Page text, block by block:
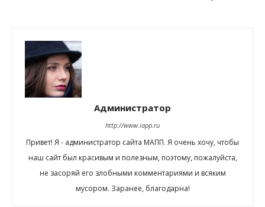
Администратор
http://www.iapp.ru
Привет! Я - администратор сайта МАПП. Я очень хочу, чтобы
наш сайт был красивым и полезным, поэтому, пожалуйста,
не засоряй его злобными комментариями и всяким
мусором. Заранее, благодарна!